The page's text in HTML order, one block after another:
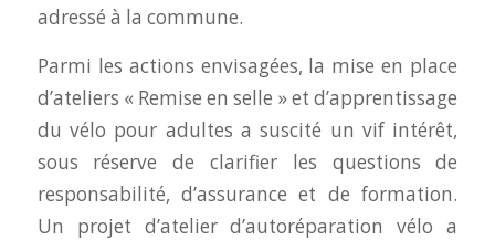
adressé à la commune.
Parmi les actions envisagées, la mise en place
d’ateliers « Remise en selle » et d’apprentissage
du vélo pour adultes a suscité un vif intérêt,
sous réserve de clarifier les questions de
responsabilité, d’assurance et de formation.
Un projet d’atelier d’autoréparation vélo a